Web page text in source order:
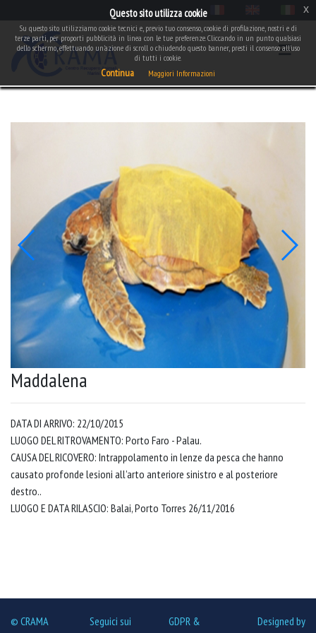
Maddalena
DATA DI ARRIVO: 22/10/2015
LUOGO DEL RITROVAMENTO: Porto Faro - Palau.
CAUSA DEL RICOVERO: Intrappolamento in lenze da pesca che hanno
causato profonde lesioni all’arto anteriore sinistro e al posteriore
destro..
LUOGO E DATA RILASCIO: Balai, Porto Torres 26/11/2016
© CRAMA
Seguici sui
GDPR &
Designed by
Questo sito utilizza cookie
Su questo sito utilizziamo cookie tecnici e, previo tuo consenso, cookie di profilazione, nostri e di
terze parti, per proporti pubblicità in linea con le tue preferenze. Cliccando in un punto qualsiasi
dello schermo, effettuando un'azione di scroll o chiudendo questo banner, presti il consenso all'uso
di tutti i cookie.
Continua Maggiori Informazioni
x